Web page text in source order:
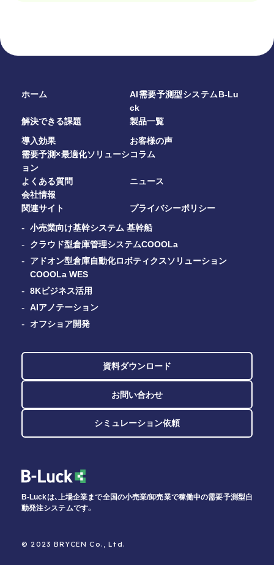
ホーム
AI需要予測型システムB-Lu
ck
解決できる課題
製品一覧
導入効果
お客様の声
需要予測×最適化ソリューシ
ョン
コラム
よくある質問
ニュース
会社情報
関連サイト
小売業向け基幹システム 基幹船
クラウド型倉庫管理システムCOOOLa
アドオン型倉庫自動化ロボティクスソリューション
COOOLa WES
8Kビジネス活用
AIアノテーション
オフショア開発
プライバシーポリシー
資料ダウンロード
お問い合わせ
シミュレーション依頼
B-Luckは、上場企業まで全国の小売業/卸売業で稼働中の需要予測型自
動発注システムです。
© 2023 BRYCEN Co., Ltd.